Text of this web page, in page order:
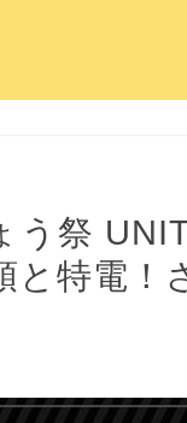
う祭
と特電！